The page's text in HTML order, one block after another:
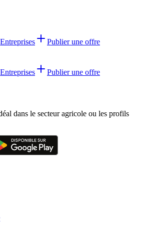
Entreprises Publier une offre
Entreprises Publier une offre
dans le secteur agricole ou les profils